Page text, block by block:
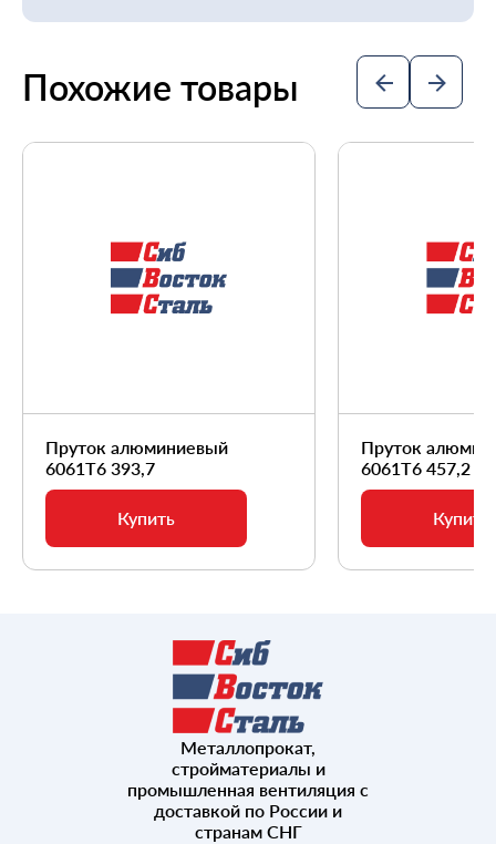
Похожие товары
Пруток алюминиевый
6061Т6 393,7
Купить
Пруток
6061Т6 457,2
Купить
Металлопрокат,
стройматериалы и
промышленная вентиляция с
доставкой по России и
странам СНГ